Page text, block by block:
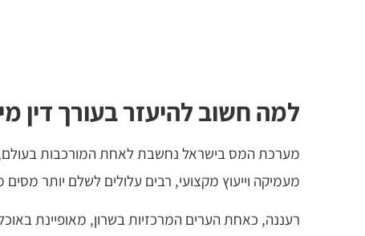
למה חשוב להיעזר בעורך דין
מערכת המס בישראל נחשבת לאחת המורכבות בעולם,
מעמיקה וייעוץ מקצועי, רבים עלולים לשלם יותר
רעננה, כאחת הערים המרכזיות בשרון, מאופיינת